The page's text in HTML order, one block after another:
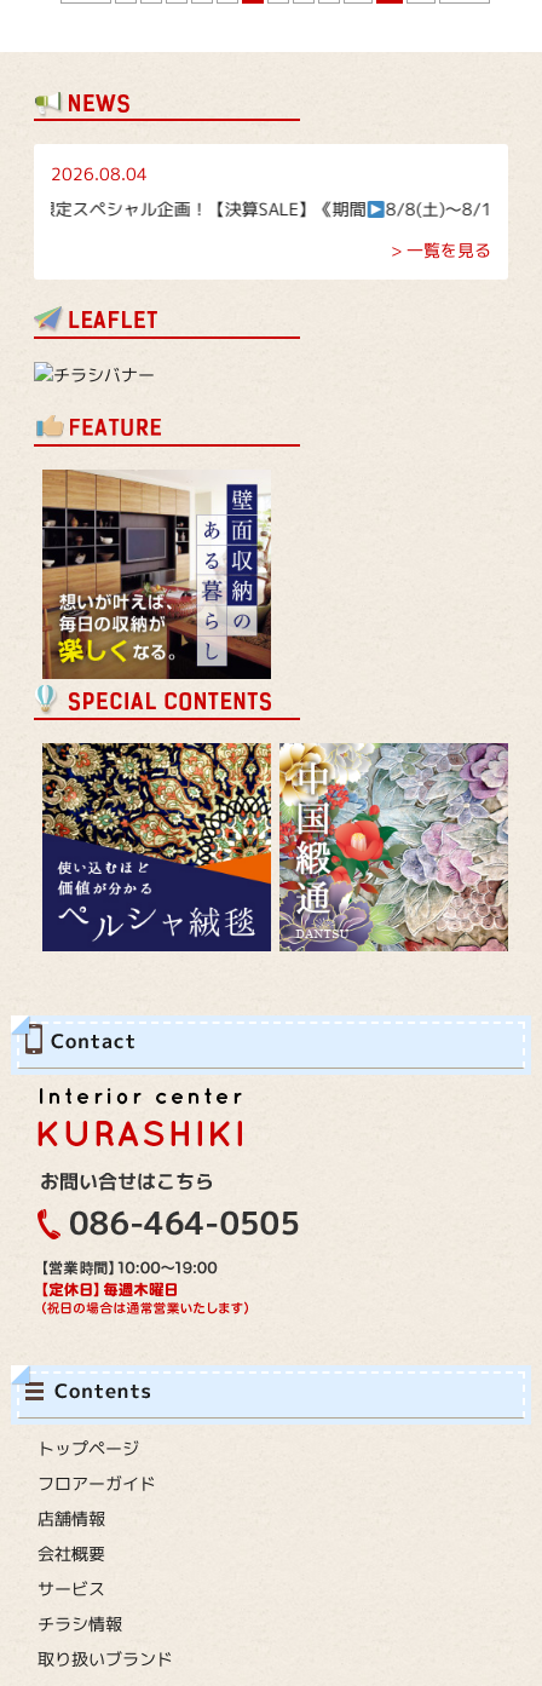
2026.08.04
スペシャル企画！【決算SALE】《期間
8/8(土)～8/16(日)》
> 一覧を見る
トップページ
フロアーガイド
店舗情報
会社概要
サービス
チラシ情報
取り扱いブランド